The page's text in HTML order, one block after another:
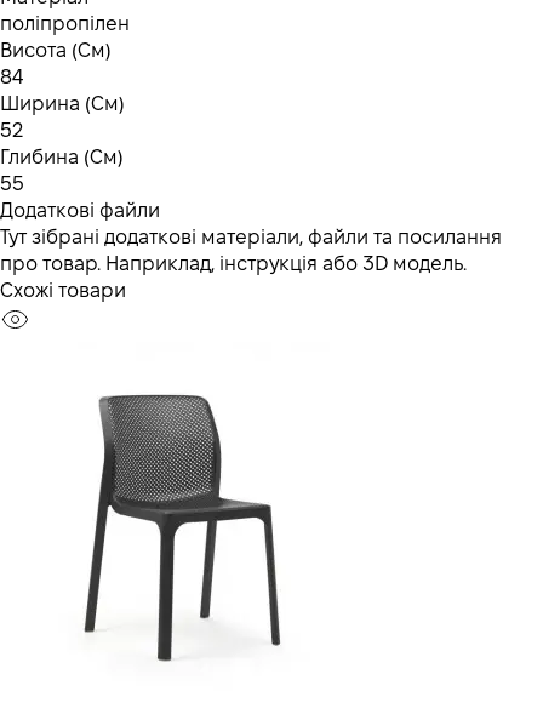
поліпропілен
Висота (См)
84
Ширина (См)
52
Глибина (См)
55
Додаткові файли
Тут зібрані додаткові матеріали, файли та посилання
про товар. Наприклад, інструкція або 3D модель.
Схожі товари